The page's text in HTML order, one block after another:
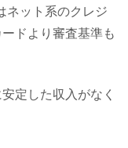
ネット系のクレジ
ドより審査基準も
定した収入がなく